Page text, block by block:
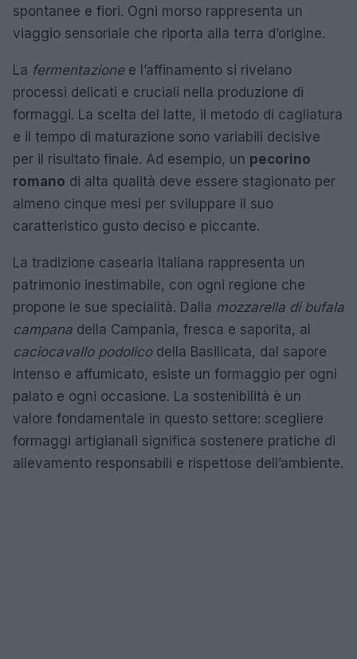
spontanee e fiori. Ogni morso rappresenta un
viaggio sensoriale che riporta alla terra d’origine.
La fermentazionee l’affinamento si rivelano
processi delicati e cruciali nella produzione di
formaggi. La scelta del latte, il metodo di cagliatura
e il tempo di maturazione sono variabili decisive
per il risultato finale. Ad esempio, un pecorino
romano di alta qualità deve essere stagionato per
almeno cinque mesi per sviluppare il suo
caratteristico gusto deciso e piccante.
La tradizione casearia italiana rappresenta un
patrimonio inestimabile, con ogni regione che
propone le sue specialità. Dalla mozzarella di bufala
campana della Campania, fresca e saporita, al
caciocavallo podolicodella Basilicata, dal sapore
intenso e affumicato, esiste un formaggio per ogni
palato e ogni occasione. La sostenibilità è un
valore fondamentale in questo settore: scegliere
formaggi artigianali significa sostenere pratiche di
allevamento responsabili e rispettose dell’ambiente.